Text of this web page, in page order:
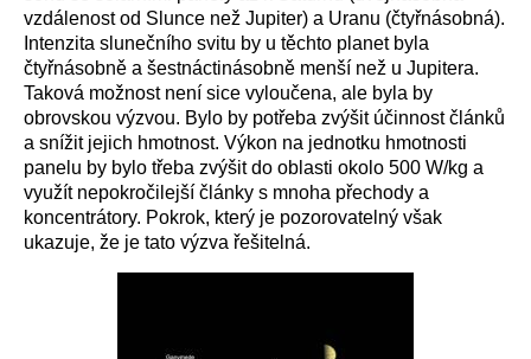
vzdálenost od Slunce než Jupiter) a Uranu (čtyřnásobná).
Intenzita slunečního svitu by u těchto planet byla
čtyřnásobně a šestnáctinásobně menší než u Jupitera.
Taková možnost není sice vyloučena, ale byla by
obrovskou výzvou. Bylo by potřeba zvýšit účinnost článků
a snížit jejich hmotnost. Výkon na jednotku hmotnosti
panelu by bylo třeba zvýšit do oblasti okolo 500 W/kg a
využít nepokročilejší články s mnoha přechody a
koncentrátory. Pokrok, který je pozorovatelný však
ukazuje, že je tato výzva řešitelná.